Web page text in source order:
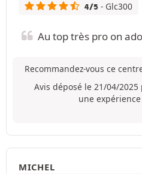
4/5 - Glc300
Au top très pro on
Recommandez-vous ce
Avis déposé le 21/04/
une
MICHEL